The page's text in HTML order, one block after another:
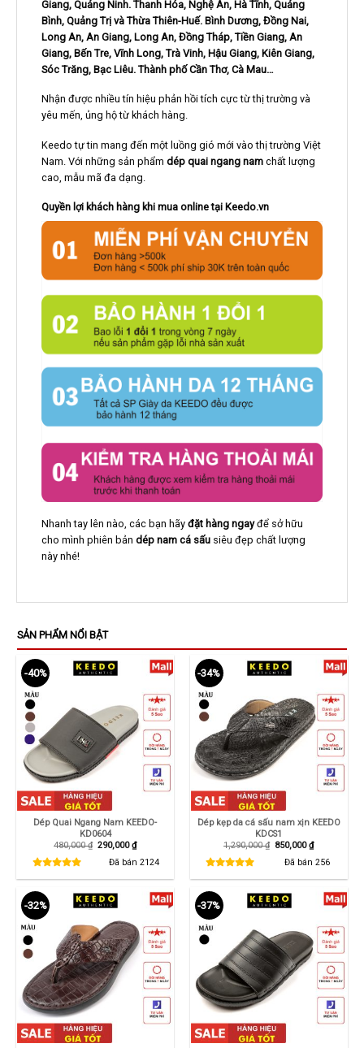
Giang, Quảng Ninh. Thanh Hóa, Nghệ An, Hà Tĩnh, Quảng
Bình, Quảng Trị và Thừa Thiên-Huế. Bình Dương, Đồng Nai,
Long An, An Giang, Long An, Đồng Tháp, Tiền Giang, An
Giang, Bến Tre, Vĩnh Long, Trà Vinh, Hậu Giang, Kiên Giang,
Sóc Trăng, Bạc Liêu. Thành phố Cần Thơ, Cà Mau…
Nhận được nhiều tín hiệu phản hồi tích cực từ thị trường và
yêu mến, ủng hộ từ khách hàng.
Keedo tự tin mang đến một luồng gió mới vào thị trường Việt
Nam. Với những sản phẩm dép quai ngang namchất lượng
cao, mẫu mã đa dạng.
Quyền lợi khách hàng khi mua online tại Keedo.vn
Nhanh tay lên nào, các bạn hãy đặt hàng ngayđể sở hữu
cho mình phiên bản dép nam cá sấu siêu đẹp chất lượng
này nhé!
SẢN PHẨM NỔI BẬT
-40%
Dép Quai Ngang Nam KEEDO-
KD0604
480,000₫ Giá
480,000 ₫.
290,000₫Giá
hiện
tại
là:
290,000 ₫.
Đã bán2124
-34%
Dép kẹp da cá sấu nam xịn KEEDO
KDCS1
1,290,000₫ Giá
1,290,000 ₫.
850,000₫Giá
hiện
tại
là:
850,000 ₫.
Đã bán256
-32% -37%